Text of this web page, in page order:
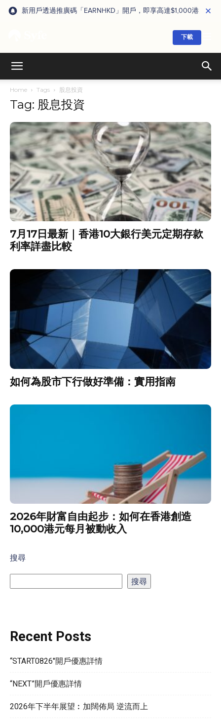
新用戶透過推廣碼「EARNHKD」開戶，即享高達$1,000港元獎賞
下載
Home Tags 股息投資
Tag: 股息投資
7月17日最新｜香港10大銀行美元定期存款
利率詳盡比較
如何為股市下行做好準備：實用指南
2026年財富自由起步：如何在香港創造
10,000港元每月被動收入
搜尋
搜尋
Recent Posts
“START0826″開戶優惠詳情
“NEXT”開戶優惠詳情
2026年下半年展望︰加闊佈局 逆流而上